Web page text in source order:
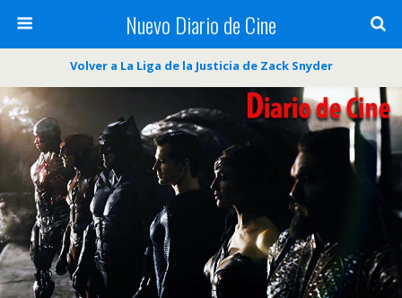
Nuevo Diario de Cine
Volver a La Liga de la Justicia de Zack Snyder